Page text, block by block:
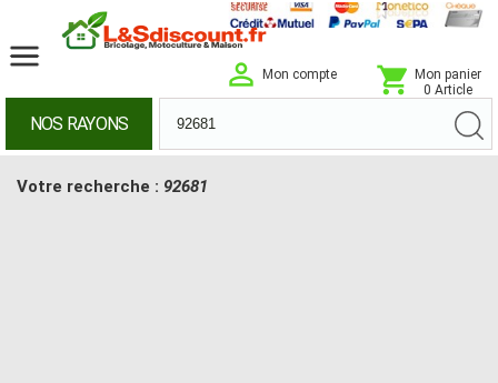
Mon compte
Mon panier
0 Article
NOS RAYONS
Votre recherche : 92681